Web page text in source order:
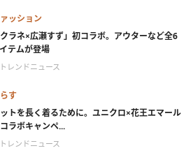
ッション
クラネ×広瀬すず」初コラボ。アウターなど全6
テムが登場
レンドニュース
す
トを長く着るために。ユニクロ×花王エマール
ラボキャンペ...
レンドニュース